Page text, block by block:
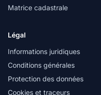
Matrice cadastrale
Légal
Informations juridiques
Conditions générales
Protection des données
Cookies et traceurs